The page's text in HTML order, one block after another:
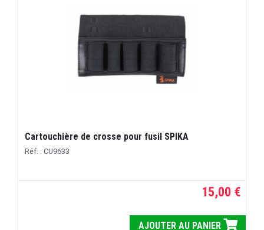
Cartouchière de crosse pour fusil SPIKA
Réf. : CU9633
15,00 €
AJOUTER AU PANIER